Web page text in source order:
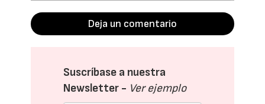
Deja un comentario
Suscríbase a nuestra
Newsletter - Ver ejemplo